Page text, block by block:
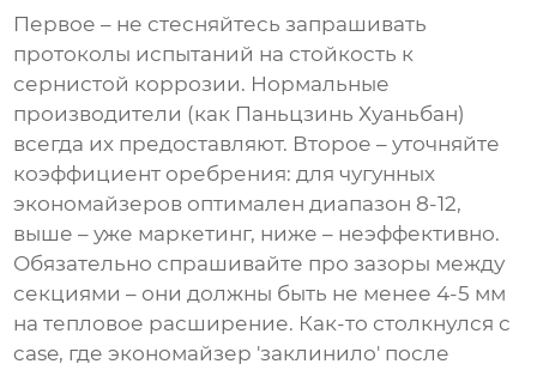
Первое – не стесняйтесь запрашивать
протоколы испытаний на стойкость к
сернистой коррозии. Нормальные
производители (как Паньцзинь Хуаньбан)
всегда их предоставляют. Второе – уточняйте
коэффициент оребрения: для чугунных
экономайзеров оптимален диапазон 8-12,
выше – уже маркетинг, ниже – неэффективно.
Обязательно спрашивайте про зазоры между
секциями – они должны быть не менее 4-5 мм
на тепловое расширение. Как-то столкнулся с
case, где экономайзер 'заклинило' после